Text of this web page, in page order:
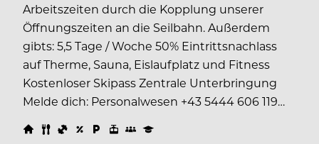
Arbeitszeiten durch die Kopplung unserer
Öffnungszeiten an die Seilbahn. Außerdem
gibts: 5,5 Tage / Woche 50% Eintrittsnachlass
auf Therme, Sauna, Eislaufplatz und Fitness
Kostenloser Skipass Zentrale Unterbringung
Melde dich: Personalwesen +43 5444 606 119…